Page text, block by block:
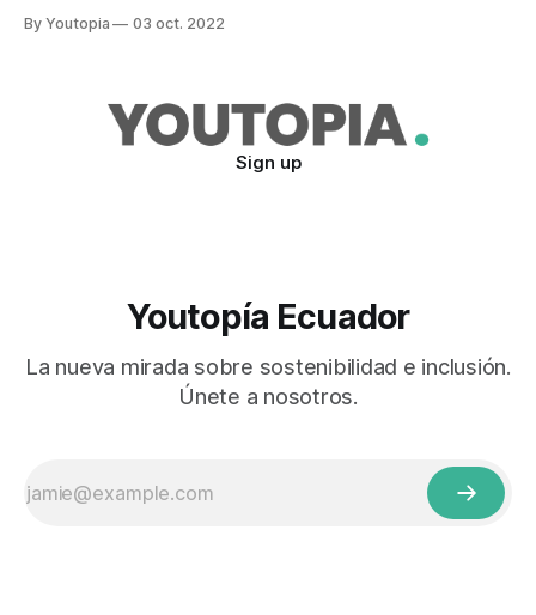
vasos y recipientes de espumaflex también son comunes
By Youtopia 03 oct. 2022
Sign up
Youtopía Ecuador
La nueva mirada sobre sostenibilidad e inclusión.
Únete a nosotros.